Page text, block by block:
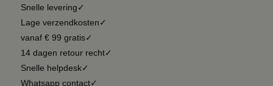
Snelle levering✓
Lage verzendkosten✓
vanaf € 99 gratis✓
14 dagen retour recht✓
Snelle helpdesk✓
Whatsapp contact✓